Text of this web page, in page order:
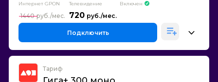
Интернет GPON
Телевидение
Включен
720
1440
Подключить
Тариф